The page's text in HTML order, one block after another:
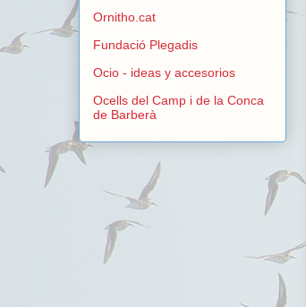
Ornitho.cat
Fundació Plegadis
Ocio - ideas y accesorios
Ocells del Camp i de la Conca
de Barberà